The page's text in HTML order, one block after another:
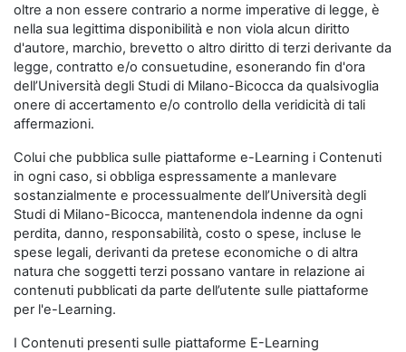
oltre a non essere contrario a norme imperative di legge, è
nella sua legittima disponibilità e non viola alcun diritto
d'autore, marchio, brevetto o altro diritto di terzi derivante da
legge, contratto e/o consuetudine, esonerando fin d'ora
dell’Università degli Studi di Milano-Bicocca da qualsivoglia
onere di accertamento e/o controllo della veridicità di tali
affermazioni.
Colui che pubblica sulle piattaforme e-Learning i Contenuti
in ogni caso, si obbliga espressamente a manlevare
sostanzialmente e processualmente dell’Università degli
Studi di Milano-Bicocca, mantenendola indenne da ogni
perdita, danno, responsabilità, costo o spese, incluse le
spese legali, derivanti da pretese economiche o di altra
natura che soggetti terzi possano vantare in relazione ai
contenuti pubblicati da parte dell’utente sulle piattaforme
per l'e-Learning.
I Contenuti presenti sulle piattaforme E-Learning